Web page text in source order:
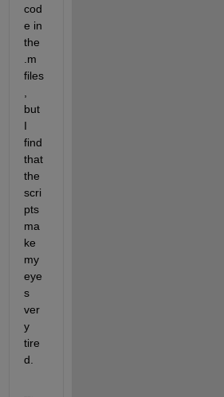
cod
e in
the
.m
files
but
I
find
that
the
scri
pts
ma
ke
my
eye
s
ver
y
tire
d.